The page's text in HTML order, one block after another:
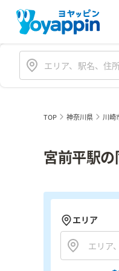
TOP 神奈川県 川崎
宮前平駅
エリア